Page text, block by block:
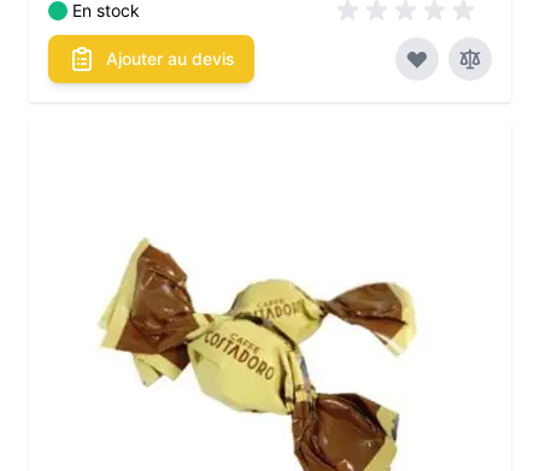
En stock
Ajouter au devis
Les conditionnements disponibles :